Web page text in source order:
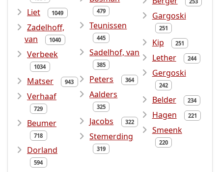
Liet 1049
Zadelhoff,
van
1040
Verbeek
1034
Matser 943
Verhaaf
729
Beumer
718
Dorland
594
479
Teunissen
445
Sadelhof, van
385
Peters 364
Aalders
325
Jacobs 322
Stemerding
319
Gargoski
251
Kip 251
Lether 244
Gergoski
242
Belder 234
Hagen 221
Smeenk
220